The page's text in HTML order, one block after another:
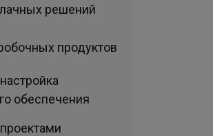
решений
продуктов
обеспечения